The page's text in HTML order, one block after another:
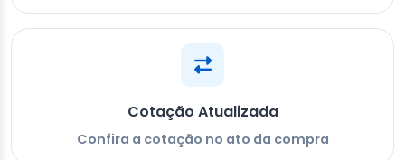
Cotação Atualizada
Confira a cotação no ato da compra